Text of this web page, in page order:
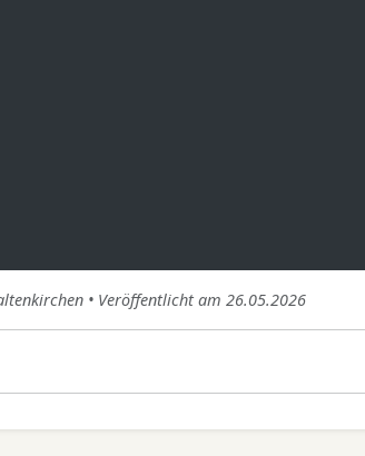
• Veröffentlicht am 26.05.2026